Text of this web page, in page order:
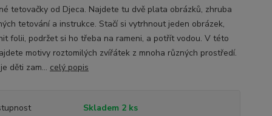
tetovačky od Djeca. Najdete tu dvě plata obrázků, zhruba
tetování a instrukce. Stačí si vytrhnout jeden obrázek,
folii, podržet si ho třeba na rameni, a potřít vodou. V této
motivy roztomilých zvířátek z mnoha různých prostředí.
děti zam... celý popis
Skladem 2 ks